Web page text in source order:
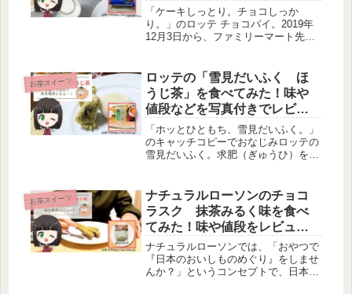
でレビュー！
「ケーキしっとり。チョコしっか
り。」のロッテ チョコパイ。2019年
12月3日から、ファミリーマート先行
す。今回は新商品の味や値段をレビュ
ーしていきます。チョコパイとはロ
ッ...
お茶スイーツ
ロッテの「雪見だいふく ほ
うじ茶」を食べてみた！味や
値段などを写真付きでレビュ
ー！
「ホッとひともち、雪見だいふく。」
のキャッチコピーでおなじみロッテの
雪見だいふく。求肥（ぎゅうひ）を使
ろなフレーバーの発売のある雪見だい
ふくですが、今回は秋冬限定フレーバ
ー...
お茶スイーツ
ナチュラルローソンのチョコ
ラスク 抹茶みるく味を食べ
てみた！味や値段をレビュ
ー！【写真付き】
ナチュラルローソンでは、「おやつで
『日本のおいしものめぐり』をしませ
んか？」というコンセプトで、日本各